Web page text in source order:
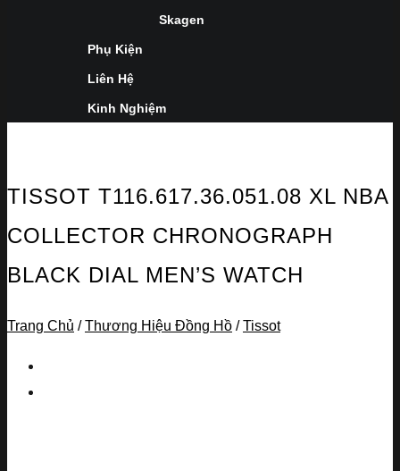
Skagen
Phụ Kiện
Liên Hệ
Kinh Nghiệm
TISSOT T116.617.36.051.08 XL NBA
COLLECTOR CHRONOGRAPH
BLACK DIAL MEN’S WATCH
Trang Chủ / Thương Hiệu Đồng Hồ / Tissot